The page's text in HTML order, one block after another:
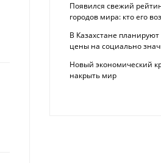
Появился свежий
городов мира: кто его
В Казахстане
цены на социально
Новый экономический
накрыть мир